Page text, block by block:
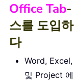
Office Tab-
스를 도입
다
Word,
및 Project